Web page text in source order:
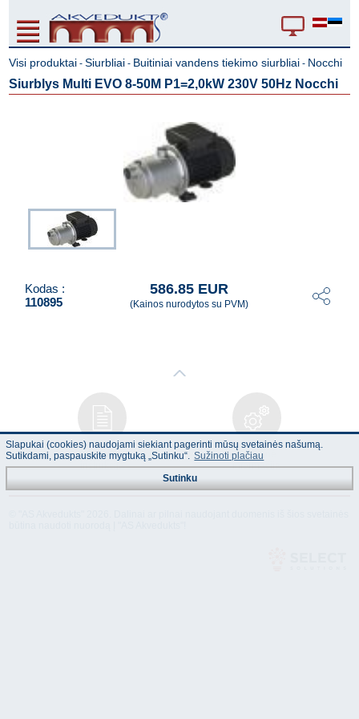
Visi produktai -Siurbliai - Buitiniai vandens tiekimo siurbliai - Nocchi
Siurblys Multi EVO 8-50M P1=2,0kW 230V 50Hz Nocchi
Kodas :
110895
586.85 EUR
(Kainos nurodytos su PVM)
Naudojimo
instrukcija
Techninė
informacija
Slapukai (cookies) naudojami siekiant pagerinti mūsų svetainės našumą.
Sutikdami, paspauskite mygtuką „Sutinku“. Sužinoti plačiau
Sutinku